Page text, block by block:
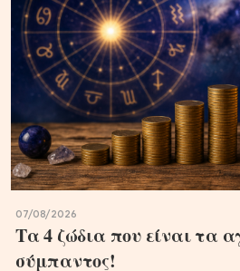
07/08/2026
Τα 4 ζώδια που είναι τα
σύμπαντος!